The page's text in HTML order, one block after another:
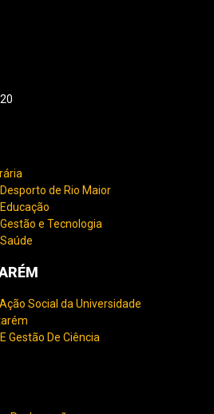
de Rio Maior
e Tecnologia
Social da Universidade
Gestão De Ciência